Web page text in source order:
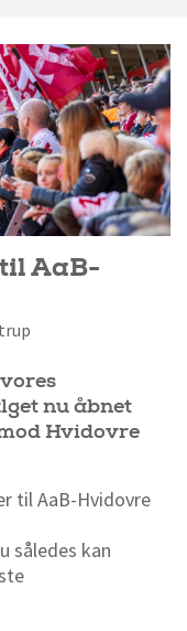
AaB-
nu åbnet
Hvidovre
til AaB-Hvidovre
således kan